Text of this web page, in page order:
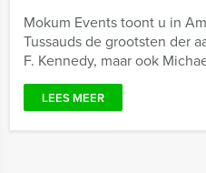
Mokum Events toont u in
Tussauds de grootsten der
F. Kennedy, maar ook
LEES MEER